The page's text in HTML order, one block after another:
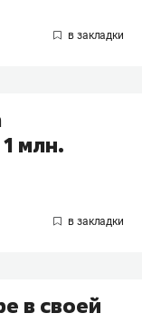
млн.
в своей